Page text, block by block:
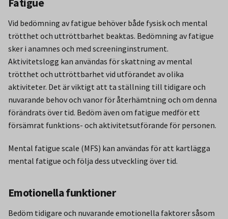
Fatigue
Vid bedömning av fatigue behöver både fysisk och mental
trötthet och uttröttbarhet beaktas. Bedömning av fatigue
sker i anamnes och med screeninginstrument.
Aktivitetslogg kan användas för skattning av mental
trötthet och uttröttbarhet vid utförandet av olika
aktiviteter. Det är viktigt att ta ställning till tidigare och
nuvarande behov och vanor för återhämtning och om denna
förändrats över tid. Bedöm även om fatigue medför ett
försämrat funktions- och aktivitetsutförande för personen.
Mental fatigue scale (MFS) kan användas för att kartlägga
mental fatigue och följa dess utveckling över tid.
Emotionella funktioner
Bedöm tidigare och nuvarande emotionella faktorer såsom